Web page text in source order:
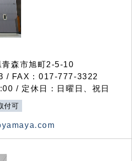
森市旭町2-5-10
/ FAX：017-777-3322
/ 定休日：日曜日、祝日
付可